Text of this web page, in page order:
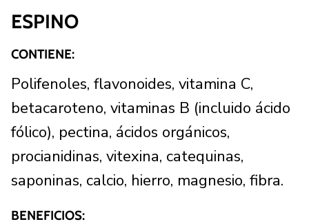
ESPINO
CONTIENE:
Polifenoles, flavonoides, vitamina C,
betacaroteno, vitaminas B (incluido ácido
fólico), pectina, ácidos orgánicos,
procianidinas, vitexina, catequinas,
saponinas, calcio, hierro, magnesio, fibra.
BENEFICIOS: